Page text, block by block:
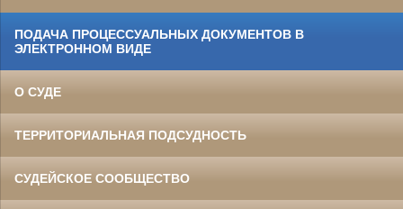
ПОДАЧА ПРОЦЕССУАЛЬНЫХ ДОКУМЕНТОВ В
ЭЛЕКТРОННОМ ВИДЕ
О СУДЕ
ТЕРРИТОРИАЛЬНАЯ ПОДСУДНОСТЬ
СУДЕЙСКОЕ СООБЩЕСТВО